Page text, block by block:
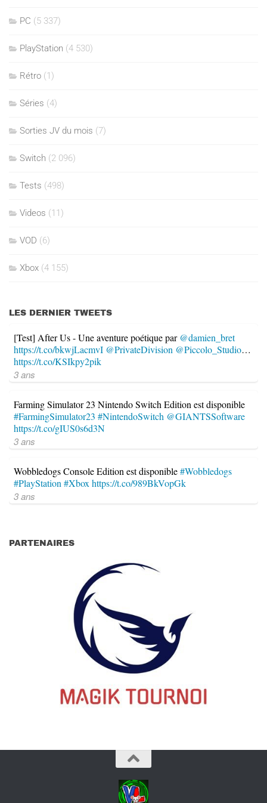
PC (5 337)
PlayStation (4 530)
Rétro (1)
Séries (4)
Sorties JV du mois (7)
Switch (2 096)
Tests (498)
Videos (11)
VOD (6)
Xbox (4 155)
LES DERNIER TWEETS
[Test] After Us - Une aventure poétique par @damien_bret
https://t.co/bkwjLacmvI @PrivateDivision @Piccolo_Studio…
https://t.co/KSIkpy2pik
3 ans
Farming Simulator 23 Nintendo Switch Edition est disponible
#FarmingSimulator23 #NintendoSwitch @GIANTSSoftware
https://t.co/gIUS0s6d3N
3 ans
Wobbledogs Console Edition est disponible#Wobbledogs
#PlayStation#Xboxhttps://t.co/989BkVopGk
3 ans
PARTENAIRES